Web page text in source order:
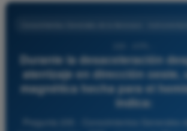
Durante la desaceleración
aterrizaje en dirección oeste,
magnética hecha para el
indica: